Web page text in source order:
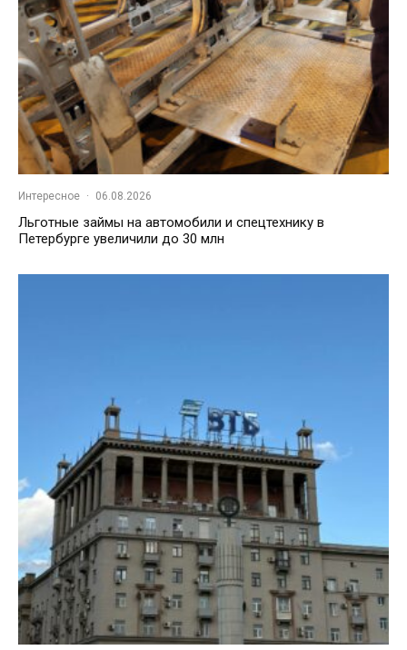
Интересное · 06.08.2026
Льготные займы на автомобили и спецтехнику в
Петербурге увеличили до 30 млн